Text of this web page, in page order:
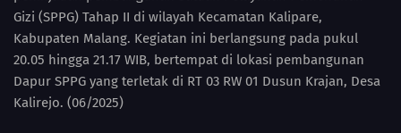
Gizi (SPPG) Tahap II di wilayah Kecamatan Kalipare,
Kabupaten Malang. Kegiatan ini berlangsung pada pukul
20.05 hingga 21.17 WIB, bertempat di lokasi pembangunan
Dapur SPPG yang terletak di RT 03 RW 01 Dusun Krajan, Desa
Kalirejo. (06/2025)